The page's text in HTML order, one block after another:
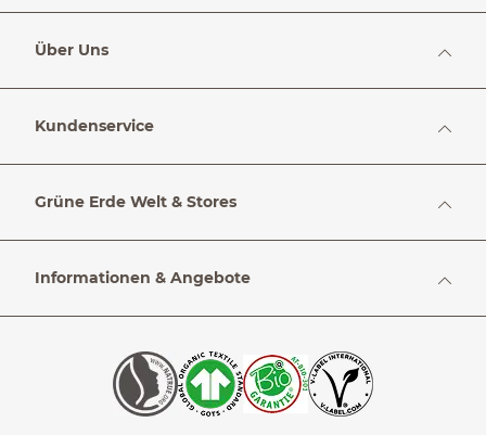
Über Uns
Kundenservice
Grüne Erde Welt & Stores
Informationen & Angebote